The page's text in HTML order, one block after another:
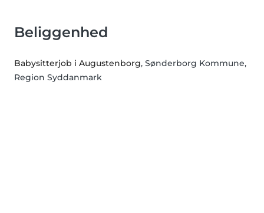
Beliggenhed
Babysitterjob i Augustenborg, Sønderborg Kommune,
Region Syddanmark